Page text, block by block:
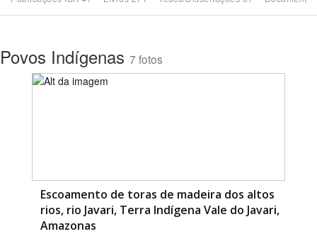
Subtema
BUSCAR
Povos Indígenas 7 fotos
Escoamento de toras de madeira dos altos
rios, rio Javari, Terra Indígena Vale do Javari,
Amazonas